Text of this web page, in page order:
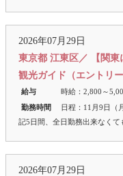
2026年07月29日
東京都 江東区／ 【関東
観光ガイド（エントリー
給与
時給：2,800～
勤務時間
日程：11月9日（
記5日間、全日勤務出来なく
2026年07月29日